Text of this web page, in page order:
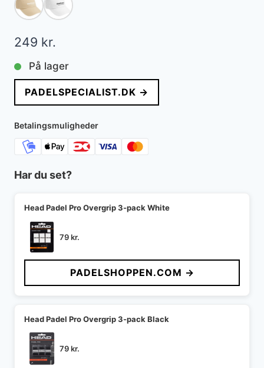
249 kr.
På lager
PADELSPECIALIST.DK →
Betalingsmuligheder
Har du set?
Head Padel Pro Overgrip 3-pack White
79kr.
PADELSHOPPEN.COM →
Head Padel Pro Overgrip 3-pack Black
79kr.